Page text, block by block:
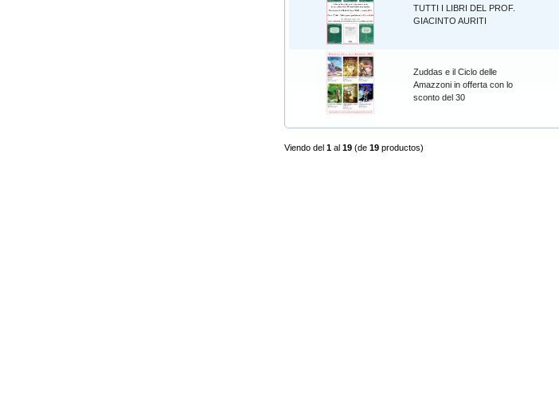
TUTTI I LIBRI DEL PROF.
GIACINTO AURITI
Zuddas e il Ciclo delle
Amazzoni in offerta con lo
sconto del 30
Viendo del 1 al 19 (de 19 productos)